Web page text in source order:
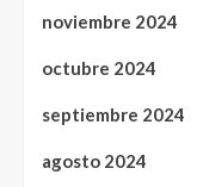
noviembre 2024
octubre 2024
septiembre 2024
agosto 2024